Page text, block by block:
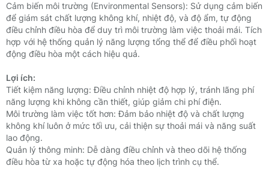
Cảm biến môi trường (Environmental Sensors): Sử dụng cảm biến
để giám sát chất lượng không khí, nhiệt độ, và độ ẩm, tự động
điều chỉnh điều hòa để duy trì môi trường làm việc thoải mái. Tích
hợp với hệ thống quản lý năng lượng tổng thể để điều phối hoạt
động điều hòa một cách hiệu quả.
Lợi ích:
Tiết kiệm năng lượng: Điều chỉnh nhiệt độ hợp lý, tránh lãng phí
năng lượng khi không cần thiết, giúp giảm chi phí điện.
Môi trường làm việc tốt hơn: Đảm bảo nhiệt độ và chất lượng
không khí luôn ở mức tối ưu, cải thiện sự thoải mái và năng suất
lao động.
Quản lý thông minh: Dễ dàng điều chỉnh và theo dõi hệ thống
điều hòa từ xa hoặc tự động hóa theo lịch trình cụ thể.